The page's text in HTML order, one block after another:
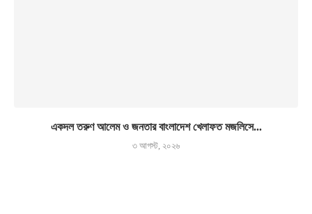
একদল তরুণ আলেম ও জনতার বাংলাদেশ খেলাফত মজলিসে...
৩ আগস্ট, ২০২৬